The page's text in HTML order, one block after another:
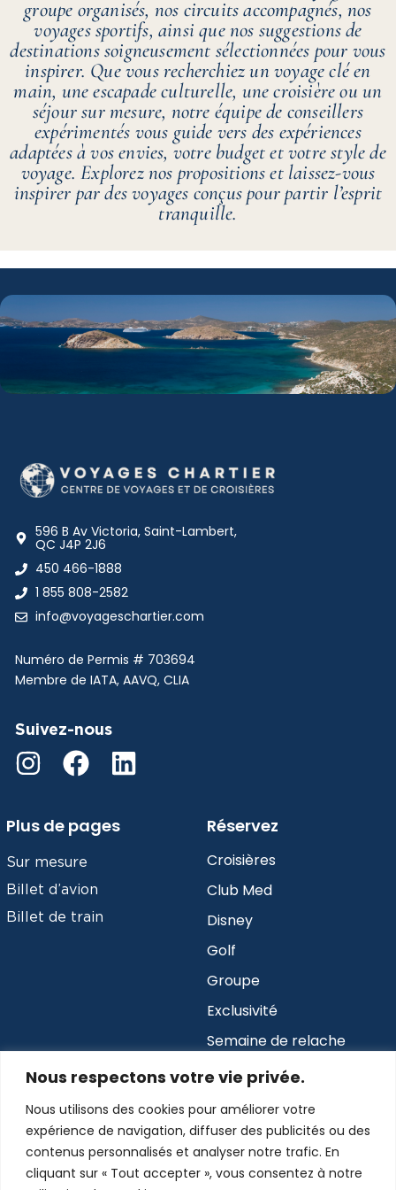
Nous respectons votre vie privée.
Nous utilisons des cookies pour améliorer votre
expérience de navigation, diffuser des publicités ou des
contenus personnalisés et analyser notre trafic. En
cliquant sur « Tout accepter », vous consentez à notre
groupe organisés, nos circuits accompagnés, nos
voyages sportifs, ainsi que nos suggestions de
destinations soigneusement sélectionnées pour vous
inspirer. Que vous recherchiez un voyage clé en
main, une escapade culturelle, une croisière ou un
séjour sur mesure, notre équipe de conseillers
expérimentés vous guide vers des expériences
adaptées à vos envies, votre budget et votre style de
voyage. Explorez nos propositions et laissez-vous
inspirer par des voyages conçus pour partir l’esprit
tranquille.
596 B Av Victoria, Saint-Lambert,
QC J4P 2J6
450 466-1888
1 855 808-2582
info@voyageschartier.com
Numéro de Permis # 703694
Membre de IATA, AAVQ, CLIA
Suivez-nous
Plus de pages
Sur mesure
Billet d’avion
Billet de train
Réservez
Croisières
Club Med
Disney
Golf
Groupe
Exclusivité
Semaine de relache
Abonnez-vous à notre infolettre
Envoyer